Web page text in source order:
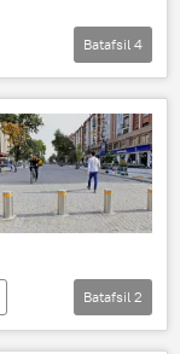
Batafsil 4
Batafsil 2